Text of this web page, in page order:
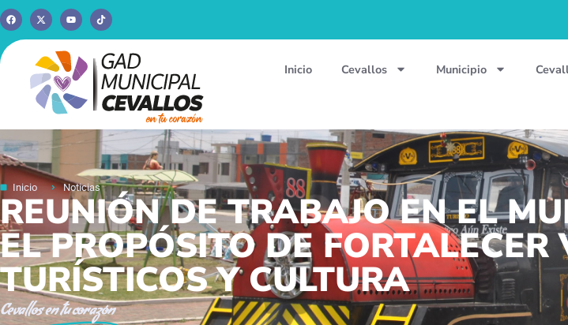
Inicio Cevallos Municipio
Inicio Noticias
REUNIÓN DE TRABAJO EN EL
EL PROPÓSITO DE
TURÍSTICOS Y CULTURA
Cevallosen tu corazón